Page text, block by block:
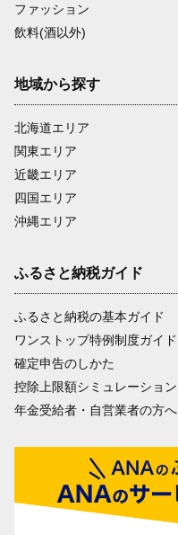
ファッション
飲料(酒以外)
地域から探す
北海道エリア
関東エリア
近畿エリア
四国エリア
沖縄エリア
ふるさと納税ガイド
ふるさと納税の基本ガイド
ワンストップ特例制度ガイド
確定申告のしかた
控除上限額シミュレーション
年金受給者・自営業者の方へ